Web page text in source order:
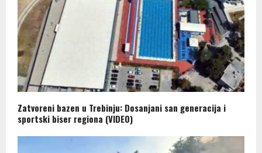
Zatvoreni bazen u Trebinju: Dosanjani san generacija i
sportski biser regiona (VIDEO)